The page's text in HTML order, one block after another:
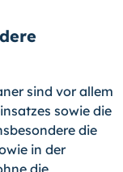
sind vor allem
sowie die
die
in der